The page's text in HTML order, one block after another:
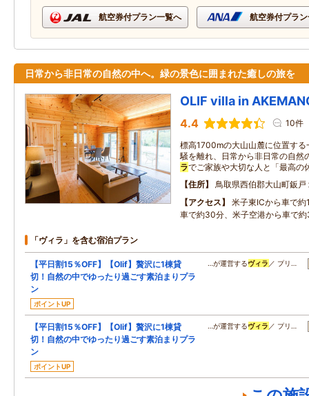
航空券付プラン一覧へ 航空券付プラ
日常から非日常の自然の中へ。緑の景色に囲まれた癒しの旅を
OLIF villa in
4.4 10件
標高1700mの大山山麓に位置する
騒を離れ、日常から非日常の自然
ラでご家族や大切な人と「最高の
住所
鳥取県西伯郡大山町鈑戸
アクセス
米子東ICから車で
車で約30分、米子空港から車で
「ヴィラ」を含む宿泊プラン
【平日割15％OFF】【Olif】贅沢に1棟貸
切！自然の中でゆったり過ごす素泊まりプラ
ン
ポイントUP
…が運営するヴィラ ／ プリ…
【平日割15％OFF】【Olif】贅沢に1棟貸
切！自然の中でゆったり過ごす素泊まりプラ
ン
ポイントUP
…が運営するヴィラ ／ プリ…